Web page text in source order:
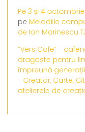
Pe 3 și 4
pe Melodiile
de Ion Marinescu
”Vers Cafe” -
dragoste pentru
împreună generații
- Creator, Carte,
atelierele de